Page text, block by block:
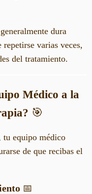
dura
repetirse varias veces,
del tratamiento.
Médico a la
🎯
tu equipo médico
de que recibas el
📅